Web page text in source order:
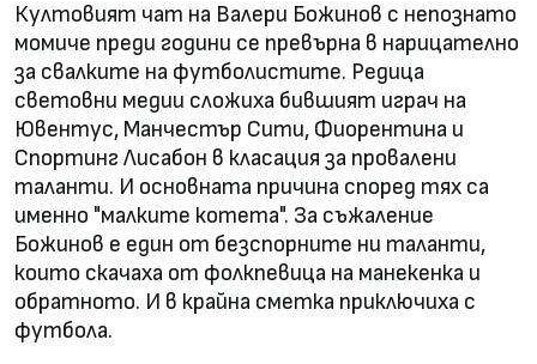
Култовият чат на Валери Божинов с непознато
момиче преди години се превърна в нарицателно
за свалките на футболистите. Редица
световни медии сложиха бившият играч на
Ювентус, Манчестър Сити, Фиорентина и
Спортинг Лисабон в класация за провалени
таланти. И основната причина според тях са
именно "малките котета". За съжаление
Божинов е един от безспорните ни таланти,
които скачаха от фолкпевица на манекенка и
обратното. И в крайна сметка приключиха с
футбола.